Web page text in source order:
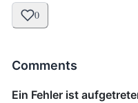
0
Comments